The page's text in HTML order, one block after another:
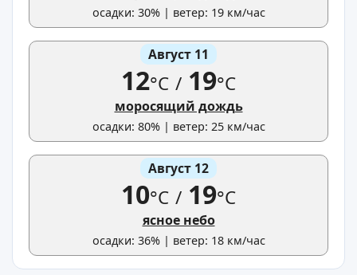
осадки: 30% | ветер: 19 км/час
Август 11
12°C / 19°C
моросящий дождь
осадки: 80% | ветер: 25 км/час
Август 12
10°C / 19°C
ясное небо
осадки: 36% | ветер: 18 км/час